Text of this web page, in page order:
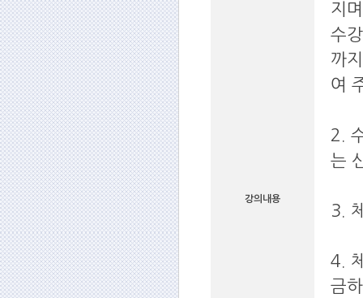
강의내용
지
수
까
여
2.
는
3.
4.
금